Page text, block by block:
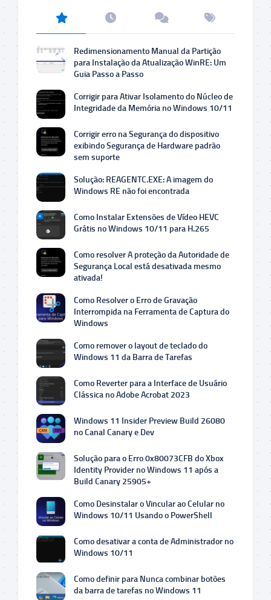
Redimensionamento Manual da Partição
para Instalação da Atualização WinRE: Um
Guia Passo a Passo
Corrigir para Ativar Isolamento do Núcleo de
Integridade da Memória no Windows 10/11
Corrigir erro na Segurança do dispositivo
exibindo Segurança de Hardware padrão
sem suporte
Solução: REAGENTC.EXE: A imagem do
Windows RE não foi encontrada
Como Instalar Extensões de Vídeo HEVC
Grátis no Windows 10/11 para H.265
Como resolver A proteção da Autoridade de
Segurança Local está desativada mesmo
ativada!
Como Resolver o Erro de Gravação
Interrompida na Ferramenta de Captura do
Windows
Como remover o layout de teclado do
Windows 11 da Barra de Tarefas
Como Reverter para a Interface de Usuário
Clássica no Adobe Acrobat 2023
Windows 11 Insider Preview Build 26080
no Canal Canary e Dev
Solução para o Erro 0x80073CFB do Xbox
Identity Provider no Windows 11 após a
Build Canary 25905+
Como Desinstalar o Vincular ao Celular no
Windows 10/11 Usando o PowerShell
Como desativar a conta de Administrador no
Windows 10/11
Como definir para Nunca combinar botões
da barra de tarefas no Windows 11